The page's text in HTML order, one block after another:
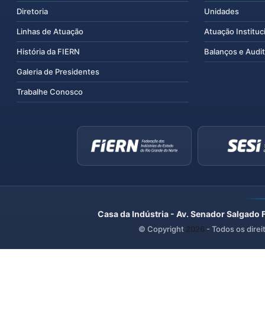
Diretoria
Linhas de Atuação
História da FIERN
Galeria de Presidentes
Trabalhe Conosco
Unidades
Atuação
Balanços e
Casa da Indústria - Av. Senador
© Copyright 2026 - Todos os